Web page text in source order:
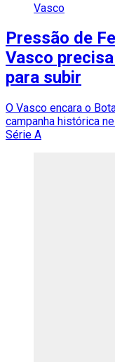
Vasco
Pressão de
Vasco
para subir
O Vasco encara o
campanha histórica
Série A